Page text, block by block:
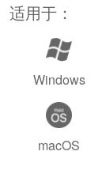
适用于：
Windows
macOS